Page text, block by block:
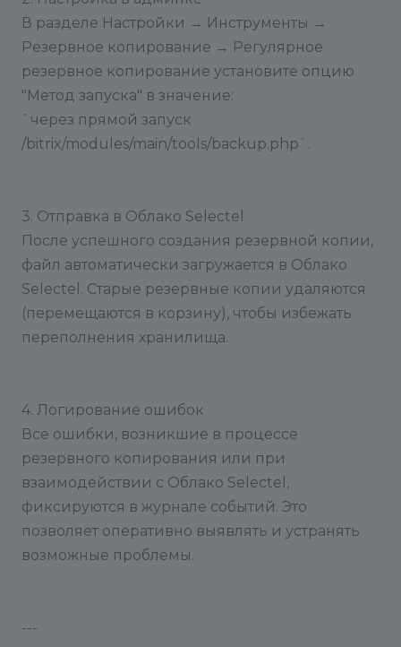
В разделе Настройки → Инструменты →
Резервное копирование → Регулярное
резервное копирование установите опцию
"Метод запуска" в значение:
`через прямой запуск
/bitrix/modules/main/tools/backup.php`.
3. Отправка в Облако Selectel
После успешного создания резервной копии,
файл автоматически загружается в Облако
Selectel. Старые резервные копии удаляются
(перемещаются в корзину), чтобы избежать
переполнения хранилища.
4. Логирование ошибок
Все ошибки, возникшие в процессе
резервного копирования или при
взаимодействии с Облако Selectel,
фиксируются в журнале событий. Это
позволяет оперативно выявлять и устранять
возможные проблемы.
---